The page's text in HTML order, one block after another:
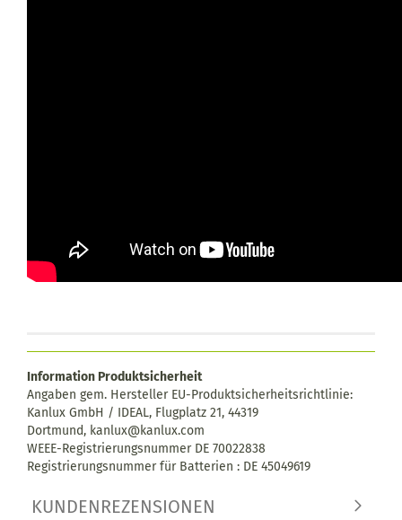
Information Produktsicherheit
Angaben gem. Hersteller EU-Produktsicherheitsrichtlinie:
Kanlux GmbH / IDEAL, Flugplatz 21, 44319
Dortmund, kanlux@kanlux.com
WEEE-Registrierungsnummer DE 70022838
Registrierungsnummer für Batterien : DE 45049619
KUNDENREZENSIONEN